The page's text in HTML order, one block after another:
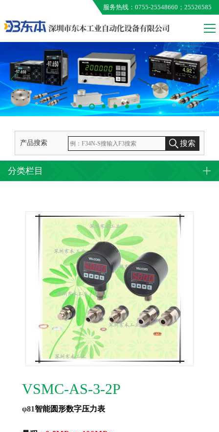
MEG
ONO AUMO
KUNIMORI
EXTION
TAMAGAWA
服务热线：0755-25548660；25526585
产品搜索 搜索
分类栏目
VSMC-AS-3-2P
φ81智能圆形数字压力表